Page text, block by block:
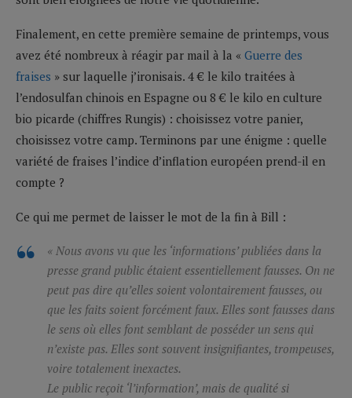
Finalement, en cette première semaine de printemps, vous
avez été nombreux à réagir par mail à la « Guerre des
fraises » sur laquelle j’ironisais. 4 € le kilo traitées à
l’endosulfan chinois en Espagne ou 8 € le kilo en culture
bio picarde (chiffres Rungis) : choisissez votre panier,
choisissez votre camp. Terminons par une énigme : quelle
variété de fraises l’indice d’inflation européen prend-il en
compte ?
Ce qui me permet de laisser le mot de la fin à Bill :
« Nous avons vu que les ‘informations’ publiées dans la
presse grand public étaient essentiellement fausses. On ne
peut pas dire qu’elles soient volontairement fausses, ou
que les faits soient forcément faux. Elles sont fausses dans
le sens où elles font semblant de posséder un sens qui
n’existe pas. Elles sont souvent insignifiantes, trompeuses,
voire totalement inexactes.
Le public reçoit ‘l’information’, mais de qualité si